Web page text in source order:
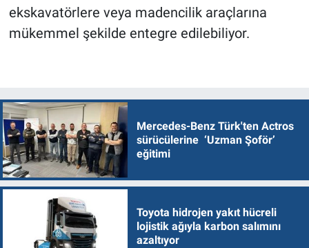
ekskavatörlere veya madencilik araçlarına
mükemmel şekilde entegre edilebiliyor.
Mercedes-Benz Türk'ten Actros
sürücülerine ‘Uzman Şoför’
eğitimi
Toyota hidrojen yakıt hücreli
lojistik ağıyla karbon salımını
azaltıyor